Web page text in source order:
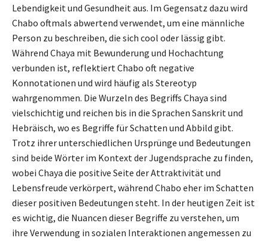
Lebendigkeit und Gesundheit aus. Im Gegensatz dazu wird
Chabo oftmals abwertend verwendet, um eine männliche
Person zu beschreiben, die sich cool oder lässig gibt.
Während Chaya mit Bewunderung und Hochachtung
verbunden ist, reflektiert Chabo oft negative
Konnotationen und wird häufig als Stereotyp
wahrgenommen. Die Wurzeln des Begriffs Chaya sind
vielschichtig und reichen bis in die Sprachen Sanskrit und
Hebräisch, wo es Begriffe für Schatten und Abbild gibt.
Trotz ihrer unterschiedlichen Ursprünge und Bedeutungen
sind beide Wörter im Kontext der Jugendsprache zu finden,
wobei Chaya die positive Seite der Attraktivität und
Lebensfreude verkörpert, während Chabo eher im Schatten
dieser positiven Bedeutungen steht. In der heutigen Zeit ist
es wichtig, die Nuancen dieser Begriffe zu verstehen, um
ihre Verwendung in sozialen Interaktionen angemessen zu